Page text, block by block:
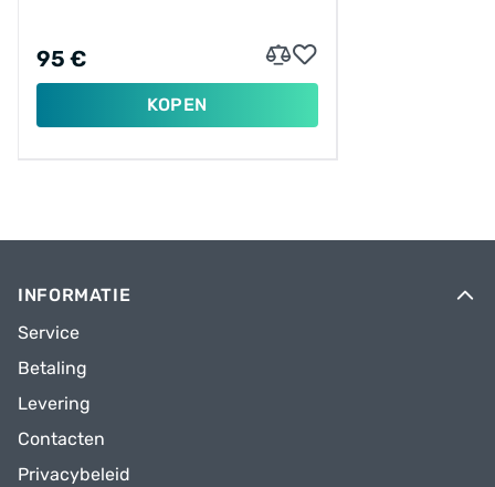
95 €
KOPEN
INFORMATIE
Service
Betaling
Levering
Contacten
Privacybeleid